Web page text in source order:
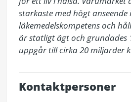
starkaste med högt anseende
läkemedelskompetens och
är statligt ägt och grundades
Kontaktpersoner